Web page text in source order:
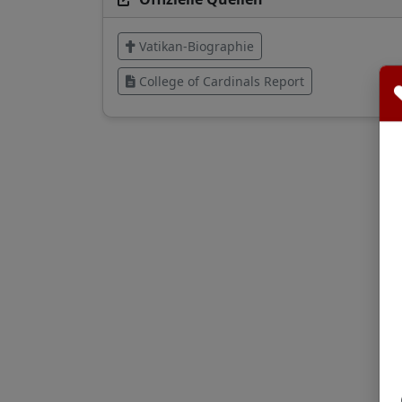
Vatikan-Biographie
College of Cardinals Report